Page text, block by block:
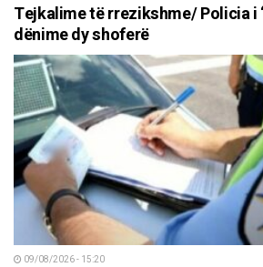
Tejkalime të rrezikshme/ Policia i
dënime dy shoferë
09/08/2026 - 15:20